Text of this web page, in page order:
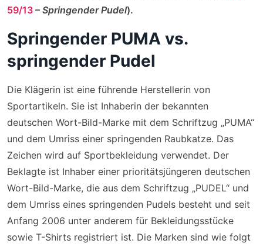
59/13 – Springender Pudel).
Springender PUMA vs.
springender Pudel
Die Klägerin ist eine führende Herstellerin von
Sportartikeln. Sie ist Inhaberin der bekannten
deutschen Wort-Bild-Marke mit dem Schriftzug „PUMA“
und dem Umriss einer springenden Raubkatze. Das
Zeichen wird auf Sportbekleidung verwendet. Der
Beklagte ist Inhaber einer prioritätsjüngeren deutschen
Wort-Bild-Marke, die aus dem Schriftzug „PUDEL“ und
dem Umriss eines springenden Pudels besteht und seit
Anfang 2006 unter anderem für Bekleidungsstücke
sowie T-Shirts registriert ist. Die Marken sind wie folgt